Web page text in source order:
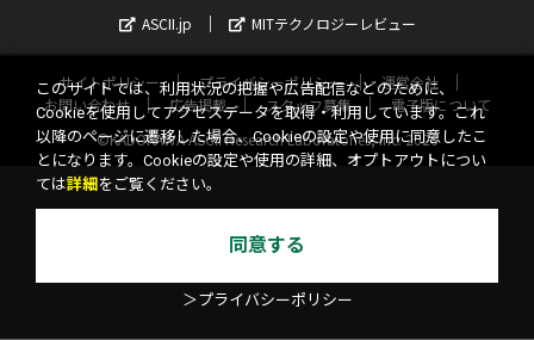
ASCII.jp
MITテクノロジーレビュー
サイトポリシー プライバシーポリシー
運営会社
お問い合わせ
広告掲載 スタッフ募集
電子版について
©KADOKAWA ASCII Research Laboratories, Inc. 2026
このサイトでは、利用状況の把握や広告配信などのために、
Cookieを使用してアクセスデータを取得・利用しています。これ
以降のページに遷移した場合、Cookieの設定や使用に同意したこ
とになります。Cookieの設定や使用の詳細、オプトアウトについ
ては詳細 をご覧ください。
同意する
＞プライバシーポリシー